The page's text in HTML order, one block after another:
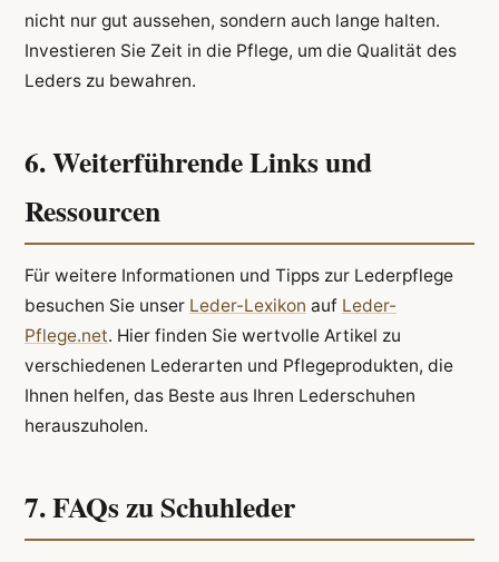
nicht nur gut aussehen, sondern auch lange halten.
Investieren Sie Zeit in die Pflege, um die Qualität des
Leders zu bewahren.
6. Weiterführende Links und
Ressourcen
Für weitere Informationen und Tipps zur Lederpflege
besuchen Sie unser Leder-Lexikon auf Leder-
Pflege.net. Hier finden Sie wertvolle Artikel zu
verschiedenen Lederarten und Pflegeprodukten, die
Ihnen helfen, das Beste aus Ihren Lederschuhen
herauszuholen.
7. FAQs zu Schuhleder